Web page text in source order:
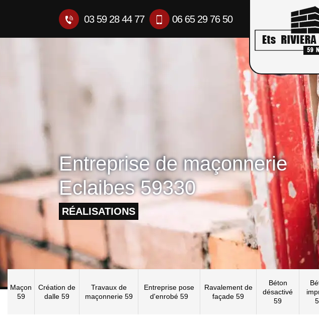
03 59 28 44 77 06 65 29 76 50
Entreprise de maçonnerie
Eclaibes 59330
RÉALISATIONS
Maçon
59
Création de
dalle 59
Travaux de
maçonnerie 59
Entreprise pose
d'enrobé 59
Ravalement de
façade 59
Béton
désactivé
59